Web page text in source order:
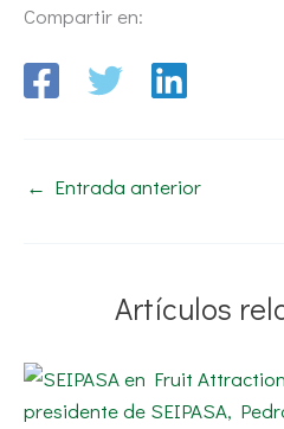
Compartir en:
← Entrada anterior
Artículos